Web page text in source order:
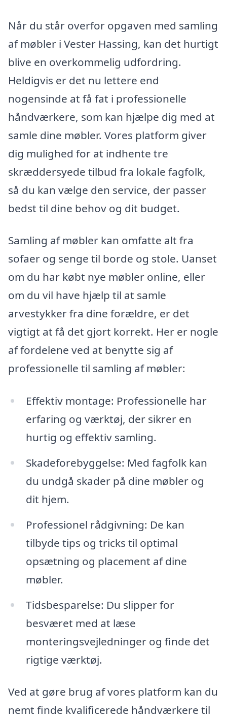
Når du står overfor opgaven med samling
af møbler i Vester Hassing, kan det hurtigt
blive en overkommelig udfordring.
Heldigvis er det nu lettere end
nogensinde at få fat i professionelle
håndværkere, som kan hjælpe dig med at
samle dine møbler. Vores platform giver
dig mulighed for at indhente tre
skræddersyede tilbud fra lokale fagfolk,
så du kan vælge den service, der passer
bedst til dine behov og dit budget.
Samling af møbler kan omfatte alt fra
sofaer og senge til borde og stole. Uanset
om du har købt nye møbler online, eller
om du vil have hjælp til at samle
arvestykker fra dine forældre, er det
vigtigt at få det gjort korrekt. Her er nogle
af fordelene ved at benytte sig af
professionelle til samling af møbler:
Effektiv montage: Professionelle har
erfaring og værktøj, der sikrer en
hurtig og effektiv samling.
Skadeforebyggelse: Med fagfolk kan
du undgå skader på dine møbler og
dit hjem.
Professionel rådgivning: De kan
tilbyde tips og tricks til optimal
opsætning og placement af dine
møbler.
Tidsbesparelse: Du slipper for
besværet med at læse
monteringsvejledninger og finde det
rigtige værktøj.
Ved at gøre brug af vores platform kan du
nemt finde kvalificerede håndværkere til